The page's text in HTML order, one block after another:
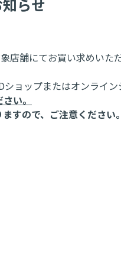
らせ
舗にてお買い求めいた
ョップまたはオンライン
い。
すので、ご注意ください。